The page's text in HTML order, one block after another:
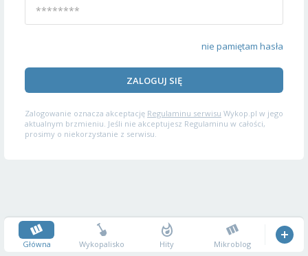
nie pamiętam hasła
ZALOGUJ SIĘ
Zalogowanie oznacza akceptację Regulaminu serwisu Wykop.pl w jego
aktualnym brzmieniu. Jeśli nie akceptujesz Regulaminu w całości,
prosimy o niekorzystanie z serwisu.
Główna Wykopalisko Hity Mikroblog